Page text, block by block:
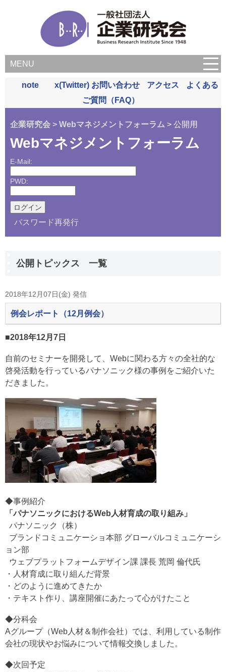
MENU
note x(Twitter) お問い合わせ アクセス
よくある
ご質問（FAQ）
企業研究会 > Webマネジメントフォーラム > 公開用
Webマネジメントフォーラム
E-Mail:
PWD:
パスワード再発行
公開トピックス 一覧
2018年12月07日(金) 発信
例会レポート（12月例会）
■2018年12月7日
自前のセミナーを開発して、Webに関わる方々の全社的な
啓発活動を行っているパナソニック様の事例をご紹介いた
だきました。
◆事例紹介
「パナソニックにおけるWeb人材育成の取り組み」
パナソニック（株）
ブランドコミュニケーショ本部 グローバルコミュニケーシ
ョン部
ウェブプラットフォームデザイン課 課長 荒岡 倫代氏
・人材育成に取り組んだ背景
・どのように進めてきたか
・テキスト作り、講座開催にあたって心がけたこと
◆分科会
Aグループ（Web人材＆制作会社）では、利用している制作
会社の現状やお悩みについて情報交換しました。
◆次回予定